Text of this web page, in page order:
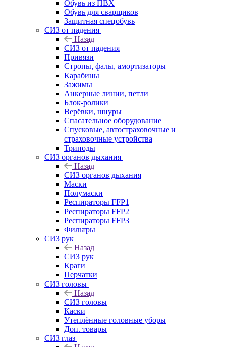
Обувь из ПВХ
Обувь для сварщиков
Защитная спецобувь
СИЗ от падения
Назад
СИЗ от падения
Привязи
Стропы, фалы, амортизаторы
Карабины
Зажимы
Анкерные линии, петли
Блок-ролики
Верёвки, шнуры
Спасательное оборудование
Спусковые, автостраховочные и
страховочные устройства
Триподы
СИЗ органов дыхания
Назад
СИЗ органов дыхания
Маски
Полумаски
Респираторы FFP1
Респираторы FFP2
Респираторы FFP3
Фильтры
СИЗ рук
Назад
СИЗ рук
Краги
Перчатки
СИЗ головы
Назад
СИЗ головы
Каски
Утеплённые головные уборы
Доп. товары
СИЗ глаз